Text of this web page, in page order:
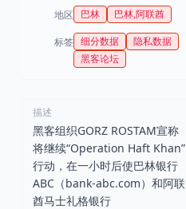
地区 巴林 巴林,阿联酋
标签 细分数据
隐私数据
黑客论坛
描述
黑客组织GORZ ROSTAM宣称
将继续“Operation Haft Khan”
行动，在一小时后使巴林银行
ABC（bank-abc.com）和阿联
酋马士礼格银行